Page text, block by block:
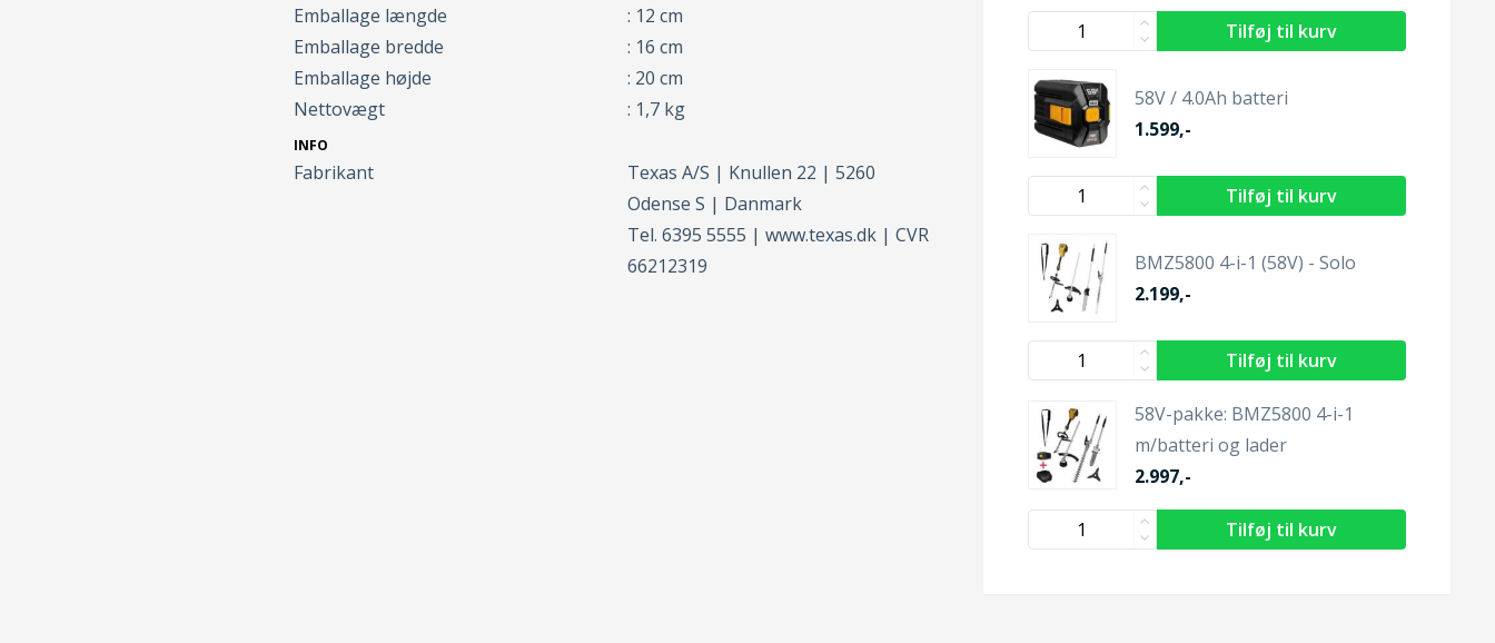
Emballage længde
: 12 cm
Emballage bredde
: 16 cm
Emballage højde
: 20 cm
Nettovægt
: 1,7 kg
INFO
Fabrikant
Texas A/S | Knullen 22 | 5260
Odense S | Danmark
Tel. 6395 5555 | www.texas.dk | CVR
66212319
58V / 4.0Ah batteri
1.599,-
BMZ5800 4-i-1 (58V) - Solo
2.199,-
58V-pakke: BMZ5800 4-i-1
m/batteri og lader
2.997,-